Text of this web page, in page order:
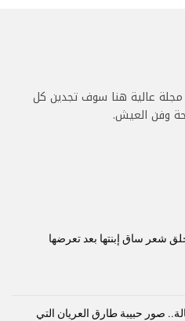
مجلة عالية هنا سوف تجدين كل
وفن العيش.
شعر ساق إبنتها بعد تعرضها
صور حبيبة طارق العريان التي